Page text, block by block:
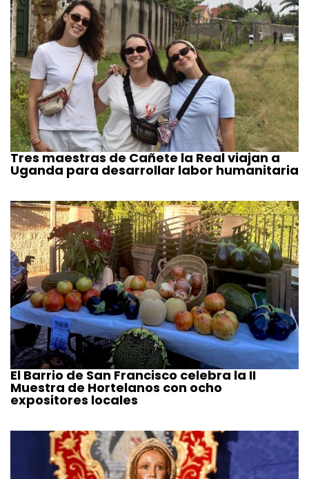
Tres maestras de Cañete la Real viajan a
Uganda para desarrollar labor humanitaria
El Barrio de San Francisco celebra la II
Muestra de Hortelanos con ocho
expositores locales